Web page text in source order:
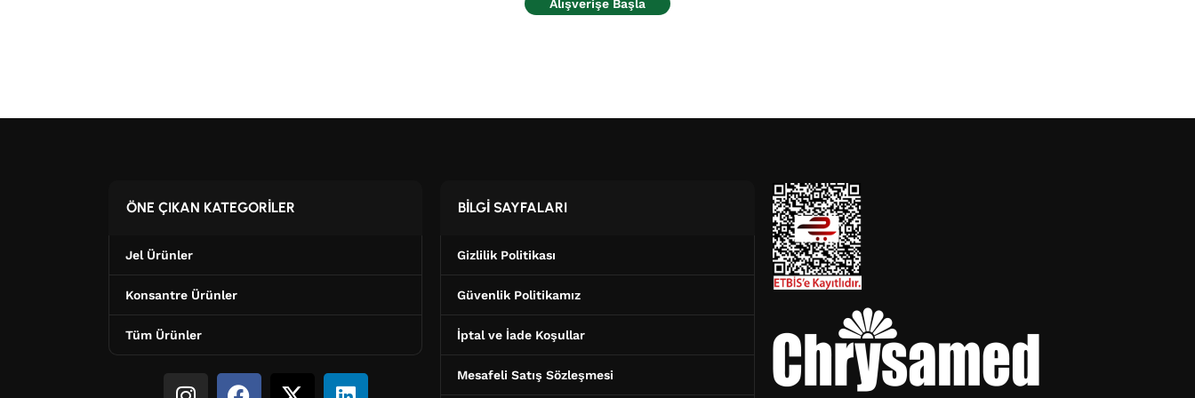
Alışverişe Başla
ÖNE ÇIKAN KATEGORİLER
Jel Ürünler
Konsantre Ürünler
Tüm Ürünler
BİLGİ SAYFALARI
Gizlilik Politikası
Güvenlik Politikamız
İptal ve İade Koşullar
Mesafeli Satış Sözleşmesi